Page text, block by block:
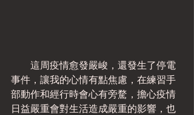
這周疫情愈發嚴峻，還發生了停電
事件，讓我的心情有點焦慮，在練習手
部動作和經行時會心有旁騖，擔心疫情
日益嚴重會對生活造成嚴重的影響，也